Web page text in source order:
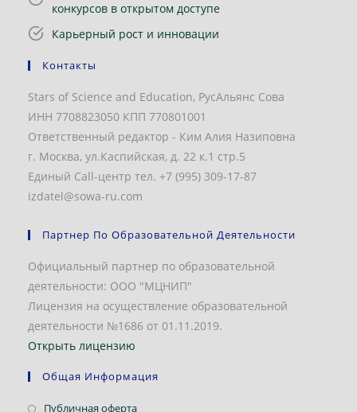
конкурсов в открытом доступе
Карьерный рост и инновации
Контакты
Stars of Science and Education, РусАльянс Сова
ИНН 7708823050 КПП 770801001
Ответственный редактор - Ким Алия Назиповна
г. Москва, ул.Каспийская, д. 22 к.1 стр.5
Единый Call-центр тел. +7 (995) 309-17-87
izdatel@sowa-ru.com
Партнер По Образовательной Деятельности
Официальный партнер по образовательной
деятельности: ООО "МЦНИП"
Лицензия на осуществление образовательной
деятельности №1686 от 01.11.2019.
Открыть лицензию
Общая Информация
Публичная офертаОткроется